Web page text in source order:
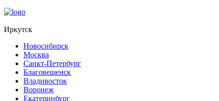
Иркутск
Новосибирск
Москва
Санкт-Петербург
Благовещенск
Владивосток
Воронеж
Екатеринбург